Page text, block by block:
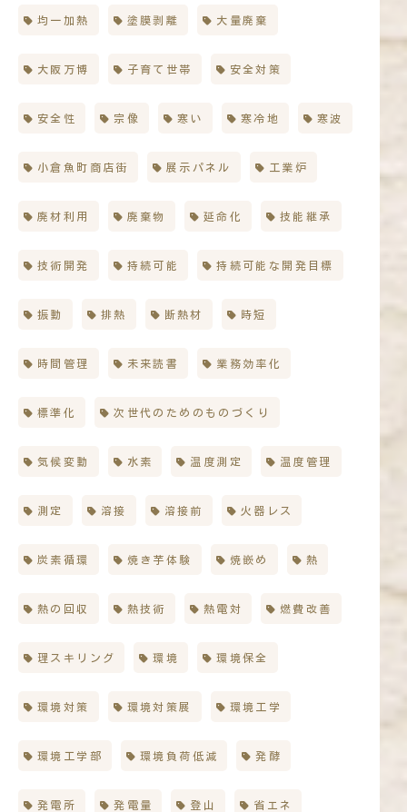
均一加熱 塗膜剥離 大量廃棄
大阪万博 子育て世帯 安全対策
安全性 宗像 寒い 寒冷地 寒波
小倉魚町商店街 展示パネル 工業炉
廃材利用 廃棄物 延命化 技能継承
技術開発 持続可能 持続可能な開発目標
振動 排熱 断熱材 時短
時間管理 未来読書 業務効率化
標準化 次世代のためのものづくり
気候変動 水素 温度測定 温度管理
測定 溶接 溶接前 火器レス
炭素循環 焼き芋体験 焼嵌め 熱
熱の回収 熱技術 熱電対 燃費改善
理スキリング 環境 環境保全
環境対策 環境対策展 環境工学
環境工学部 環境負荷低減 発酵
発電所 発電量 登山 省エネ